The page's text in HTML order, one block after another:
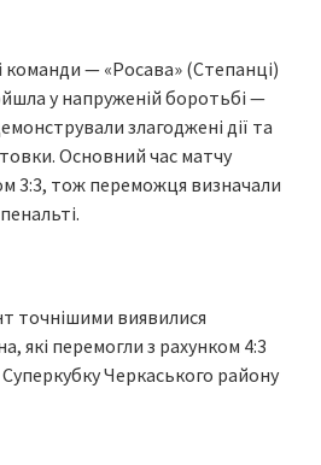
команди — «Росава» (Степанці)
у напруженій боротьбі —
злагоджені дії та
Основний час матчу
3:3, тож переможця визначали
точнішими виявилися
які перемогли з рахунком 4:3
Черкаського району